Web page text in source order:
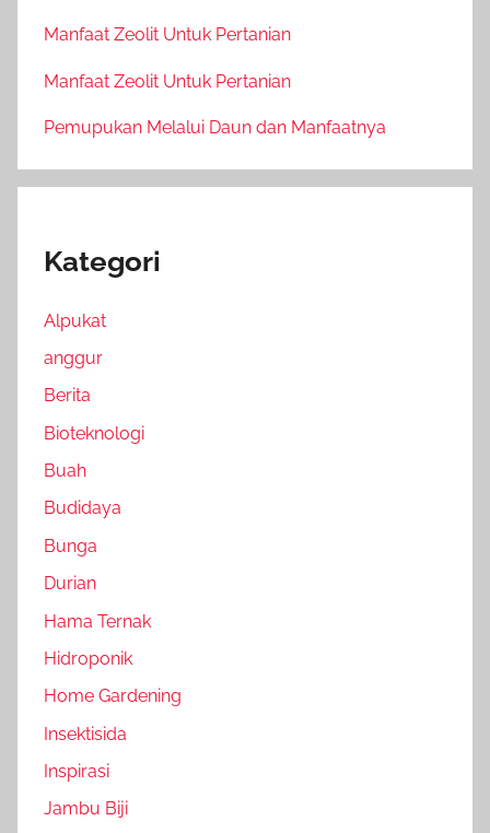
Manfaat Zeolit Untuk Pertanian
Manfaat Zeolit Untuk Pertanian
Pemupukan Melalui Daun dan Manfaatnya
Kategori
Alpukat
anggur
Berita
Bioteknologi
Buah
Budidaya
Bunga
Durian
Hama Ternak
Hidroponik
Home Gardening
Insektisida
Inspirasi
Jambu Biji